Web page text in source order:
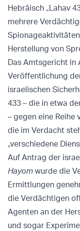
Hebräisch „Lahav
mehrere
Herstellung von
Das Amtsgericht in
Veröffentlichung
israelischen
433 – die in etwa
– gegen eine Reihe
die im Verdacht
„verschiedene
Auf Antrag der
Hayom wurde die
Ermittlungen
die Verdächtigen
Agenten an der
und sogar